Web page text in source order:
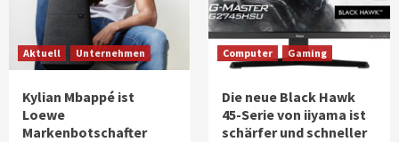
Aktuell Unternehmen
Kylian Mbappé ist
Loewe
Markenbotschafter
Computer Gaming
Die neue Black Hawk
45-Serie von iiyama ist
schärfer und schneller